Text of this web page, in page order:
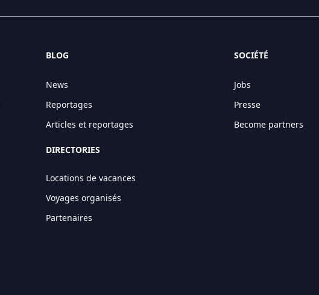
BLOG
News
Reportages
Articles et reportages
DIRECTORIES
Locations de vacances
Voyages organisés
Partenaires
SOCIÉTÉ
Jobs
Presse
Become partners